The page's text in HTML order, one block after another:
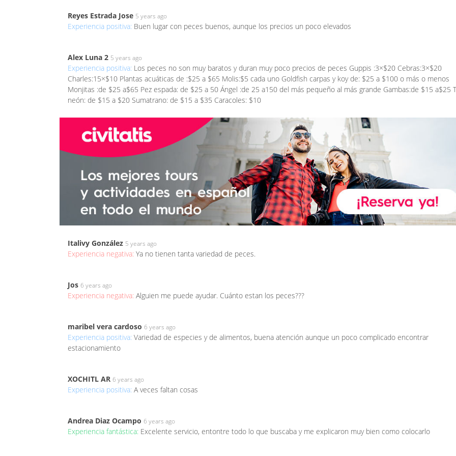
Reyes Estrada Jose 5 years ago
Experiencia positiva: Buen lugar con peces buenos, aunque los precios un poco elevados
Alex Luna 2 5 years ago
Experiencia positiva: Los peces no son muy baratos y duran muy poco precios de peces Guppis :3×$20 Cebras:3×$20
Charles:15×$10 Plantas acuáticas de :$25 a $65 Molis:$5 cada uno Goldfish carpas y koy de: $25 a $100 o más o menos
Monjitas :de $25 a$65 Pez espada: de $25 a 50 Ángel :de 25 a150 del más pequeño al más grande Gambas:de $15 a$25
neón: de $15 a $20 Sumatrano: de $15 a $35 Caracoles: $10
Italivy González 5 years ago
Experiencia negativa: Ya no tienen tanta variedad de peces.
Jos 6 years ago
Experiencia negativa: Alguien me puede ayudar. Cuánto estan los peces???
maribel vera cardoso 6 years ago
Experiencia positiva: Variedad de especies y de alimentos, buena atención aunque un poco complicado encontrar
estacionamiento
XOCHITL AR 6 years ago
Experiencia positiva: A veces faltan cosas
Andrea Diaz Ocampo 6 years ago
Experiencia fantástica: Excelente servicio, entontre todo lo que buscaba y me explicaron muy bien como colocarlo